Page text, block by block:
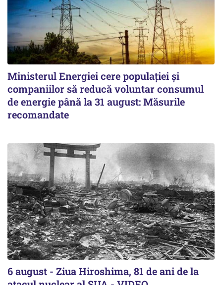
Ministerul Energiei cere populației și
companiilor să reducă voluntar consumul
de energie până la 31 august: Măsurile
recomandate
6 august - Ziua Hiroshima, 81 de ani de la